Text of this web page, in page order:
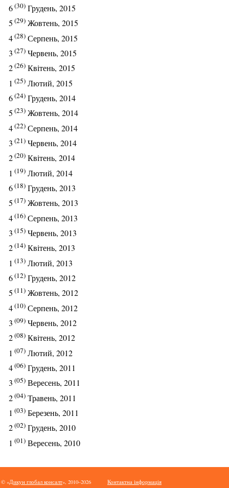
6(30) Грудень, 2015
5 (29) Жовтень, 2015
4(28) Серпень, 2015
3 (27) Червень, 2015
2(26) Квітень, 2015
1 (25) Лютий, 2015
6(24) Грудень, 2014
5 (23) Жовтень, 2014
4(22) Серпень, 2014
3 (21) Червень, 2014
2(20) Квітень, 2014
1 (19) Лютий, 2014
6(18) Грудень, 2013
5 (17) Жовтень, 2013
4(16) Серпень, 2013
3 (15) Червень, 2013
2(14) Квітень, 2013
1 (13) Лютий, 2013
6(12) Грудень, 2012
5 (11) Жовтень, 2012
4(10) Серпень, 2012
3 (09) Червень, 2012
2(08) Квітень, 2012
1 (07) Лютий, 2012
4(06) Грудень, 2011
3 (05) Вересень, 2011
2(04) Травень, 2011
1 (03) Березень, 2011
2(02) Грудень, 2010
1 (01) Вересень, 2010
© «Дикун глобал консалт», 2010–2026
Контактна інформація